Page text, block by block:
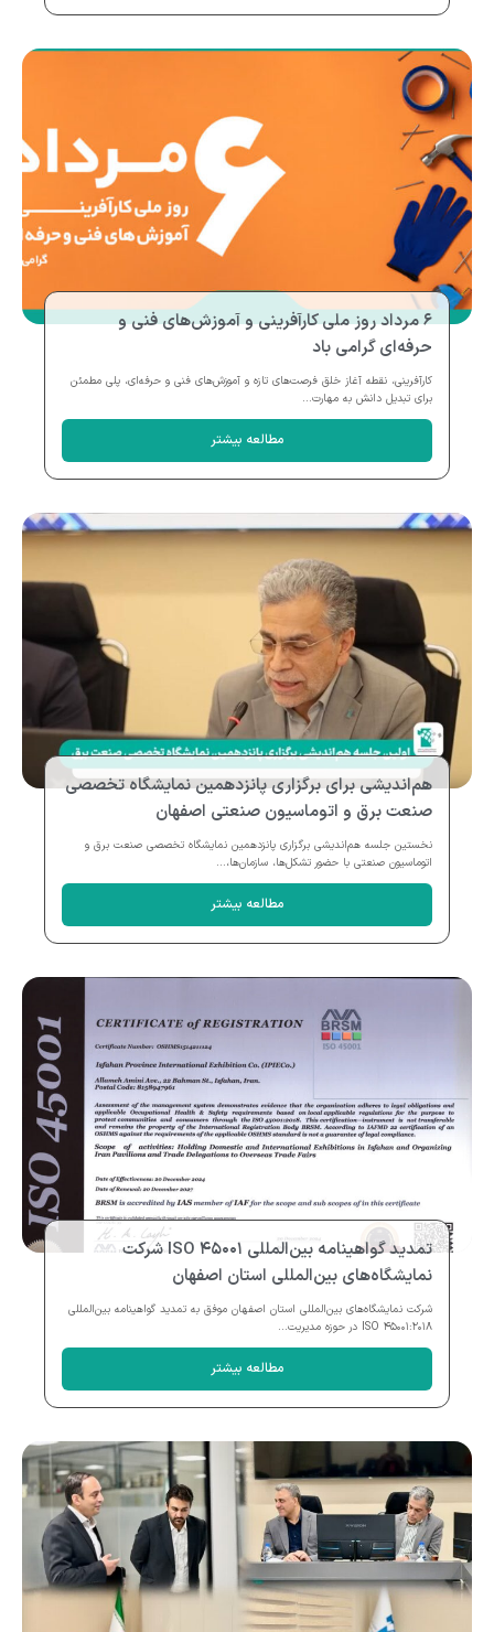
۶ مرداد روز ملی کارآفرینی و آموزش‌های فنی و
حرفه‌ای گرامی باد
کارآفرینی، نقطه آغاز خلق فرصت‌های تازه و آموزش‌های فنی و حرفه‌ای، پلی مطمئن
برای تبدیل دانش به مهارت...
مطالعه بیشتر
هم‌اندیشی برای برگزاری پانزدهمین نمایشگاه تخصصی
صنعت برق و اتوماسیون صنعتی اصفهان
نخستین جلسه هم‌اندیشی برگزاری پانزدهمین نمایشگاه تخصصی صنعت برق و
اتوماسیون صنعتی با حضور تشکل‌ها، سازمان‌ها،...
مطالعه بیشتر
تمدید گواهینامه بین‌المللی ISO ۴۵۰۰۱ شرکت
نمایشگاه‌های بین‌المللی استان اصفهان
شرکت نمایشگاه‌های بین‌المللی استان اصفهان موفق به تمدید گواهینامه بین‌المللی
ISO ۴۵۰۰۱:۲۰۱۸ در حوزه مدیریت...
مطالعه بیشتر